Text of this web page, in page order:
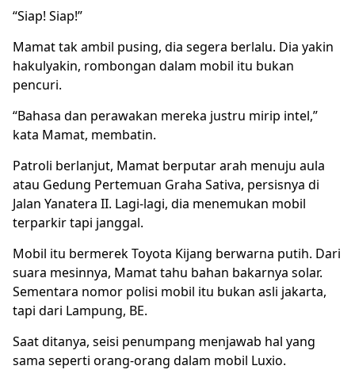
“Siap! Siap!”
Mamat tak ambil pusing, dia segera berlalu. Dia yakin
hakulyakin, rombongan dalam mobil itu bukan
pencuri.
“Bahasa dan perawakan mereka justru mirip intel,”
kata Mamat, membatin.
Patroli berlanjut, Mamat berputar arah menuju aula
atau Gedung Pertemuan Graha Sativa, persisnya di
Jalan Yanatera II. Lagi-lagi, dia menemukan mobil
terparkir tapi janggal.
Mobil itu bermerek Toyota Kijang berwarna putih. Dari
suara mesinnya, Mamat tahu bahan bakarnya solar.
Sementara nomor polisi mobil itu bukan asli jakarta,
tapi dari Lampung, BE.
Saat ditanya, seisi penumpang menjawab hal yang
sama seperti orang-orang dalam mobil Luxio.